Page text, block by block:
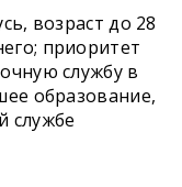
возраст до 28
приоритет
службу в
образование,
службе